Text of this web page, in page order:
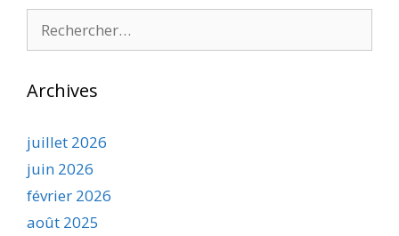
Archives
juillet 2026
juin 2026
février 2026
août 2025